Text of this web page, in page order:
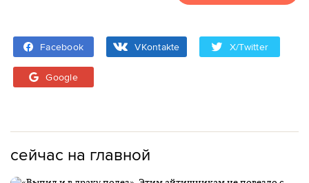
Facebook VKontakte X/Twitter
Google
сейчас на главной